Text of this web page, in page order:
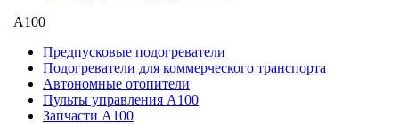
А100
Предпусковые подогреватели
Подогреватели для коммерческого транспорта
Автономные отопители
Пульты управления A100
Запчасти А100